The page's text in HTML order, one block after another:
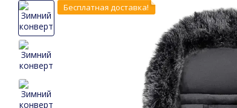
Бесплатная доставка!